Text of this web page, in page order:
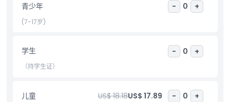
儿童成人政策
排除项
青少年 - 0 +
(7-17岁)
学生 - 0 +
（持学生证）
儿童 US$ 18.18US$ 17.89 - 0 +